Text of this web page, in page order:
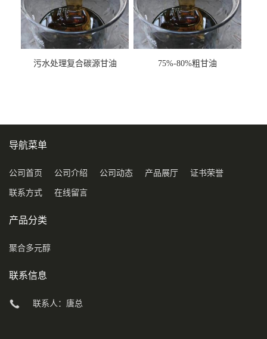
污水处理复合碳源甘油
75%-80%粗甘油
导航菜单
公司首页 公司介绍 公司动态 产品展厅 证书荣誉
联系方式 在线留言
产品分类
聚合多元醇
联系信息
联系人：唐总